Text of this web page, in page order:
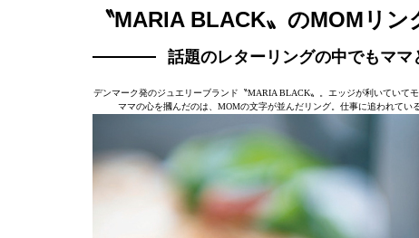
〝MARIA BLACK〟のMOMリン
話題のレターリングの中でもマ
デンマーク発のジュエリーブランド〝MARIA BLACK〟。エッジが利いていて
ママの心を摑んだのは、MOMの文字が並んだリング。仕事に追われて